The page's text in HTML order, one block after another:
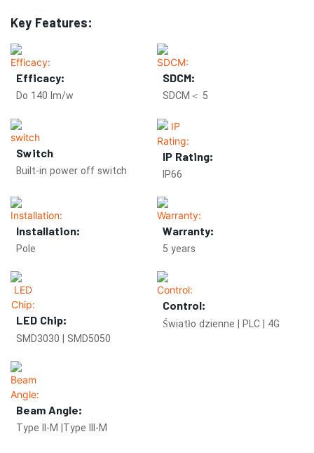
Key Features:
Efficacy:
Do 140 lm/w
SDCM:
SDCM＜ 5
Switch
Built-in power off switch
IP Rating:
IP66
Installation:
Pole
Warranty:
5 years
LED Chip:
SMD3030 | SMD5050
Control:
Światło dzienne | PLC | 4G
Beam Angle:
Type II-M |Type III-M